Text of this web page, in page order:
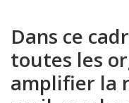
Dans ce
toutes les
amplifier la